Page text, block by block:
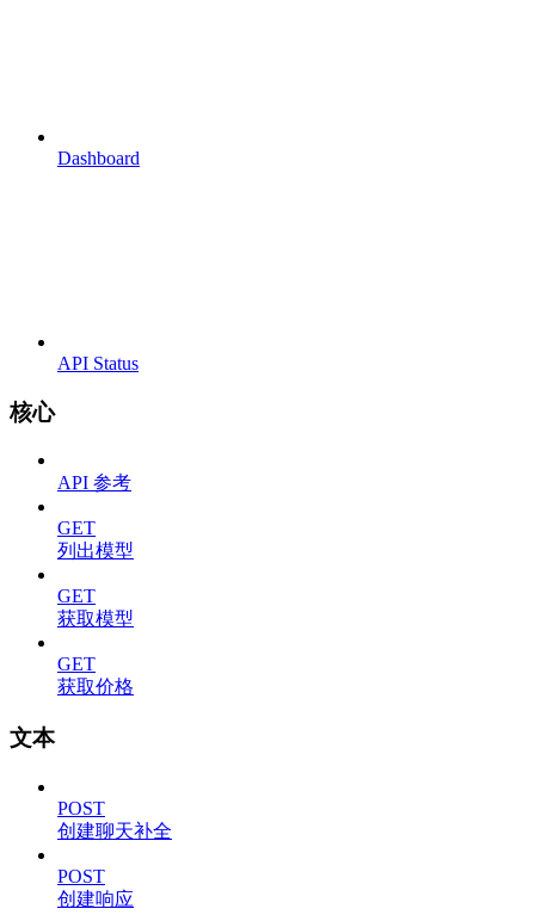
Dashboard
API Status
核心
API 参考
GET
列出模型
GET
获取模型
GET
获取价格
文本
POST
创建聊天补全
POST
创建响应